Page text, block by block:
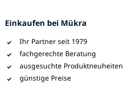
Einkaufen bei Mükra
Ihr Partner seit 1979
fachgerechte Beratung
ausgesuchte Produktneuheiten
günstige Preise